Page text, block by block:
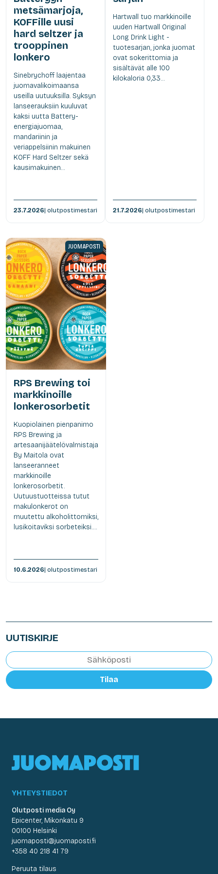
metsämarjoja,
KOFFille uusi
hard seltzer ja
trooppinen
lonkero
Sinebrychoff laajentaa
juomavalikoimaansa
useilla uutuuksilla. Syksyn
lanseerauksiin kuuluvat
kaksi uutta Battery-
energiajuomaa,
mandariinin ja
veriappelsiinin makuinen
KOFF Hard Seltzer sekä
kausimakuinen...
23.7.2026| olutpostimestari
Hartwall tuo markkinoille
uuden Hartwall Original
Long Drink Light -
tuotesarjan, jonka juomat
ovat sokerittomia ja
sisältävät alle 100
kilokaloria 0,33...
21.7.2026| olutpostimestari
JUOMAPOSTI
RPS Brewing toi
markkinoille
lonkerosorbetit
Kuopiolainen pienpanimo
RPS Brewing ja
artesaanijäätelövalmistaja
By Maitola ovat
lanseeranneet
markkinoille
lonkerosorbetit.
Uutuustuotteissa tutut
makulonkerot on
muutettu alkoholittomiksi,
lusikoitaviksi sorbeteiksi....
10.6.2026| olutpostimestari
UUTISKIRJE
Tilaa
YHTEYSTIEDOT
Olutposti media Oy
Epicenter, Mikonkatu 9
00100 Helsinki
juomaposti@juomaposti.fi
+358 40 218 41 79
Peruuta tilaus